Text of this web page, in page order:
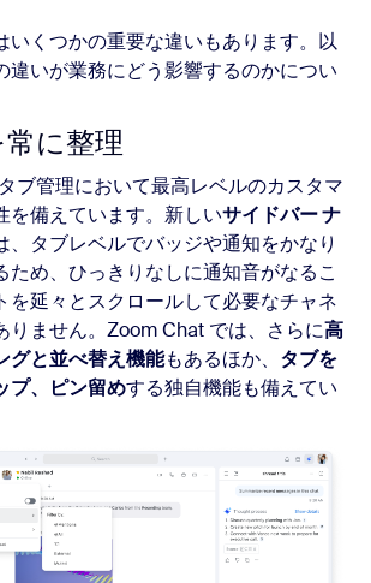
いくつかの重要な違いもあります。以
違いが業務にどう影響するのかについ
に整理
ブ管理において最高レベルのカスタマ
を備えています。新しいサイドバー ナ
、タブレベルでバッジや通知をかなり
ため、ひっきりなしに通知音がなるこ
を延々とスクロールして必要なチャネ
りません。Zoom Chat では、さらに高
グと並べ替え機能もあるほか、 タブを
プ、ピン留めする独自機能も備えてい